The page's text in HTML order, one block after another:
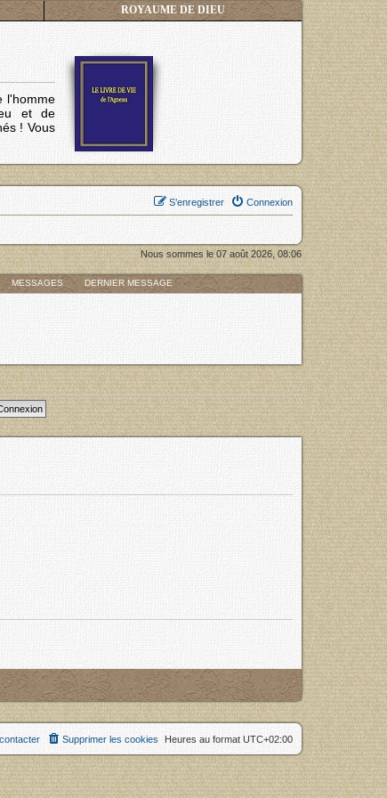
ROYAUME DE DIEU
l'homme
et de
! Vous
Connexion
S’enregistrer
Nous sommes le 07 août 2026, 08:06
MESSAGES DERNIER MESSAGE
Heures au format UTC+02:00
Supprimer les cookies